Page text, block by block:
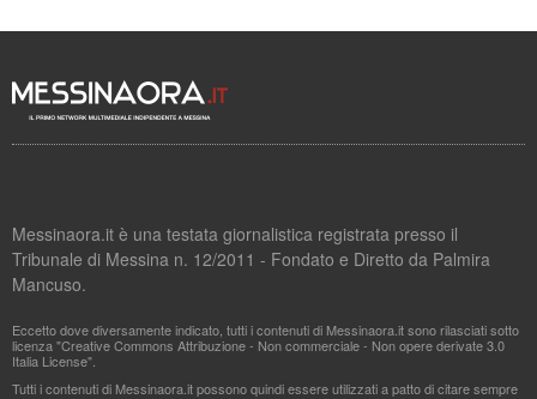
Messinaora.it è una testata giornalistica registrata presso il
Tribunale di Messina n. 12/2011 - Fondato e Diretto da Palmira
Mancuso.
Eccetto dove diversamente indicato, tutti i contenuti di Messinaora.it sono rilasciati sotto
licenza "Creative Commons Attribuzione - Non commerciale - Non opere derivate 3.0
Italia License".
Tutti i contenuti di Messinaora.it possono quindi essere utilizzati a patto di citare sempre